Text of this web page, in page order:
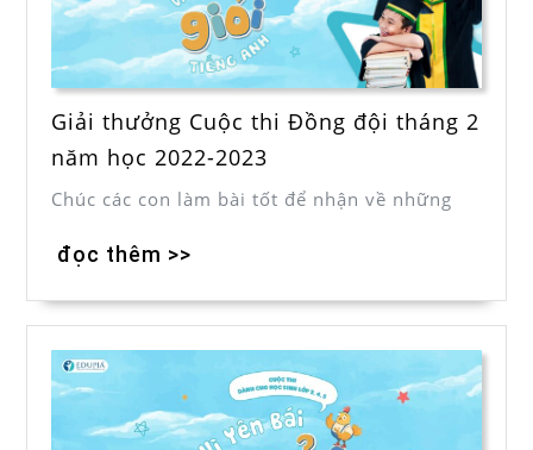
Giải thưởng Cuộc thi Đồng đội tháng 2
năm học 2022-2023
Chúc các con làm bài tốt để nhận về những
đọc thêm >>